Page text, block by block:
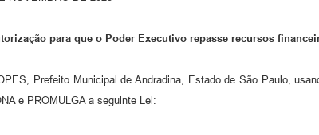
para que o Poder Executivo repasse recursos
Prefeito Municipal de Andradina, Estado de São Paulo,
e PROMULGA a seguinte Lei: